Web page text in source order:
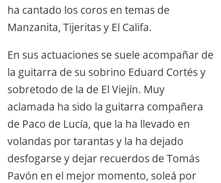
ha cantado los coros en temas de
Manzanita, Tijeritas y El Califa.
En sus actuaciones se suele acompañar de
la guitarra de su sobrino Eduard Cortés y
sobretodo de la de El Viejín. Muy
aclamada ha sido la guitarra compañera
de Paco de Lucía, que la ha llevado en
volandas por tarantas y la ha dejado
desfogarse y dejar recuerdos de Tomás
Pavón en el mejor momento, soleá por